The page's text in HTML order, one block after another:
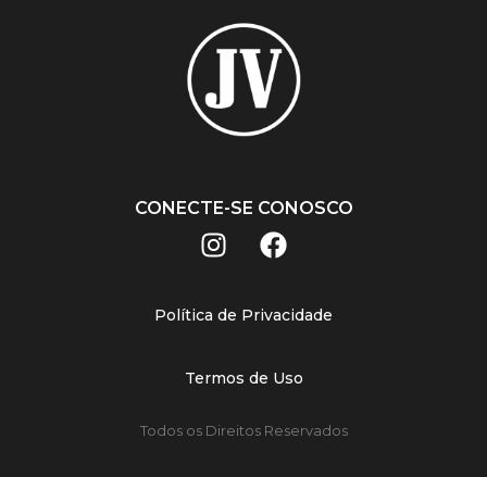
CONECTE-SE CONOSCO
Política de Privacidade
Termos de Uso
Todos os Direitos Reservados